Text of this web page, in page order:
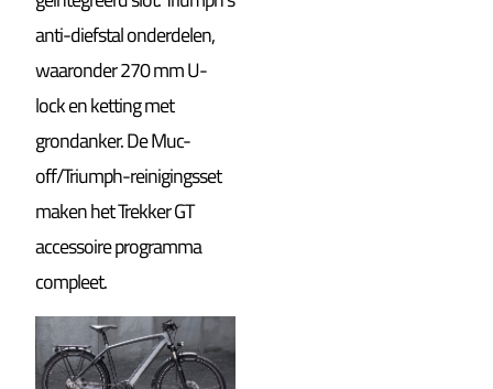
anti-diefstal onderdelen,
waaronder 270 mm U-
lock en ketting met
grondanker. De Muc-
off/Triumph-reinigingsset
maken het Trekker GT
accessoire programma
compleet.